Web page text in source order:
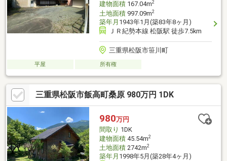
建物面積167.04m2
土地面積997.09m2
築年月 1943年1月(築83年8ヶ月)
ＪＲ紀勢本線 松阪駅 徒歩7.5km
三重県松阪市笹川町
平屋 所有権
三重県松阪市飯高町桑原 980万円 1DK
980万円
間取り 1DK
建物面積45.54m2
土地面積2742m2
築年月 1998年5月(築28年4ヶ月)